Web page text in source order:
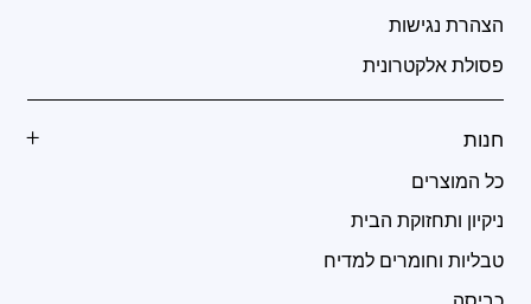
הצהרת נגישות
פסולת אלקטרונית
חנות
כל המוצרים
ניקיון ותחזוקת הבית
טבליות וחומרים למדיח